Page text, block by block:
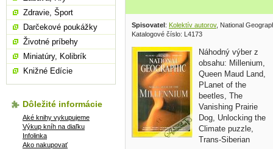
Spisovatel : Kolektív autorov, National
Katalogové číslo: L4173
Náhodný výber z
obsahu: Millenium,
Queen Maud Land,
PLanet of the
beetles, The
Vanishing Prairie
Dog, Unlocking the
Climate puzzle,
Trans-Siberian
Zdravie, Šport
Darčekové poukážky
Životné príbehy
Miniatúry, Kolibrík
Knižné Edície
Dôležité informácie
Aké knihy vykupujeme
Výkup kníh na diaľku
Infolinka
Ako nakupovať